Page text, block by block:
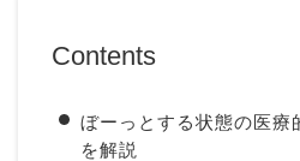
Contents
ぼーっとする状態の医療
を解説